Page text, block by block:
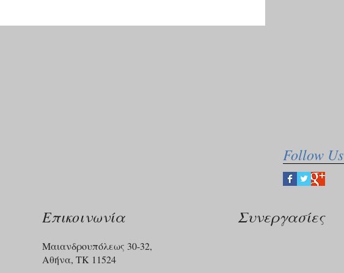
Follow Us
Επικοινωνία
Μαιανδρουπόλεως 30-32,
Αθήνα, ΤΚ 11524
Συνεργασίες